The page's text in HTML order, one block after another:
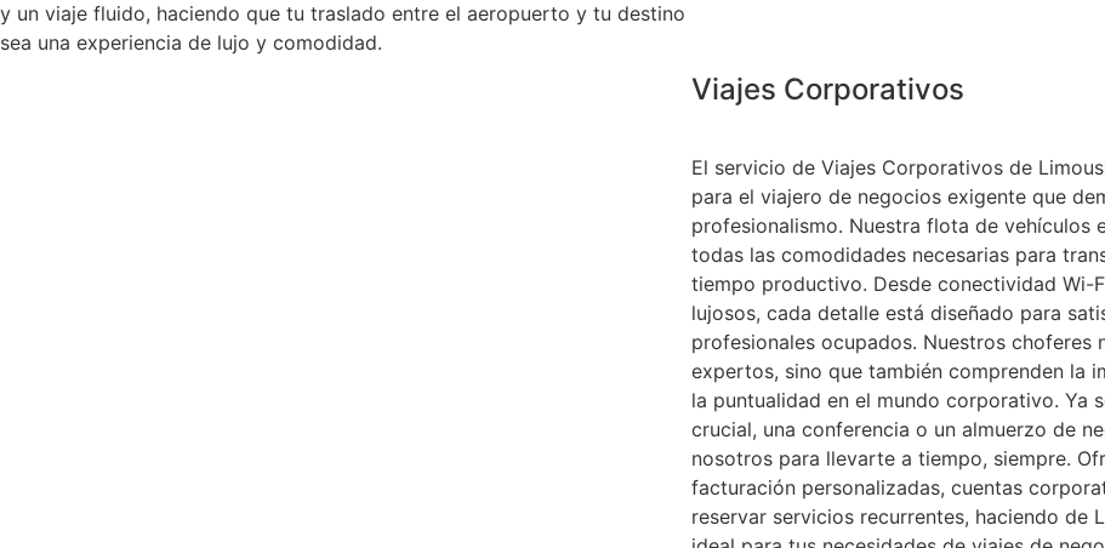
y un viaje fluido, haciendo que tu traslado entre el aeropuerto y tu destino
sea una experiencia de lujo y comodidad.
Viajes Corporativos
El servicio de Viajes Corporativos de
para el viajero de negocios exigente que
profesionalismo. Nuestra flota de vehículos
todas las comodidades necesarias para
tiempo productivo. Desde conectividad Wi-
lujosos, cada detalle está diseñado para
profesionales ocupados. Nuestros choferes
expertos, sino que también comprenden la
la puntualidad en el mundo corporativo. Ya
crucial, una conferencia o un almuerzo de
nosotros para llevarte a tiempo, siempre.
facturación personalizadas, cuentas
reservar servicios recurrentes, haciendo de